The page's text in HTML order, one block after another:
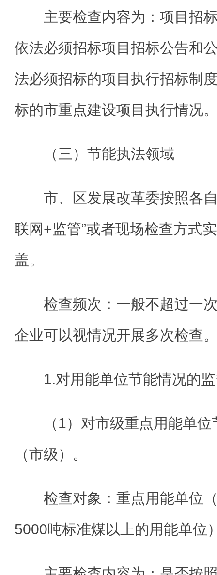
主要检查内容为：项目招
依法必须招标项目招标公告和
法必须招标的项目执行招标制
标的市重点建设项目执行情况
（三）节能执法领域
市、区发展改革委按照各
联网+监管”或者现场检查方式
盖。
检查频次：一般不超过一
企业可以视情况开展多次检查
1.对用能单位节能情况的
（1）对市级重点用能单
（市级）。
检查对象：重点用能单位
5000吨标准煤以上的用能单位